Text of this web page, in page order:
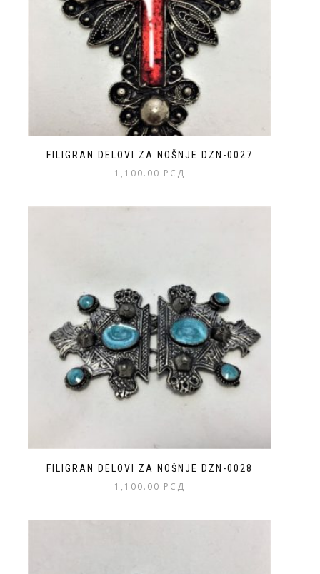
FILIGRAN DELOVI ZA NOŠNJE DZN-0027
1,100.00 РСД
FILIGRAN DELOVI ZA NOŠNJE DZN-0028
1,100.00 РСД